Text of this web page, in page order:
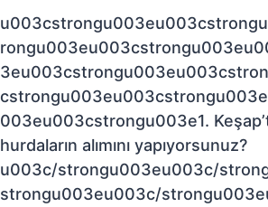
003eu003cstrongu003e1.
hurdaların alımını yapıyorsunuz?
u003c/strongu003eu003c/
strongu003eu003c/